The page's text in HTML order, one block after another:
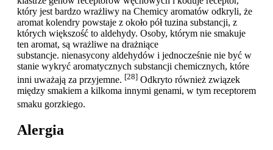
który jest bardzo wrażliwy na Chemicy aromatów odkryli, że
aromat kolendry powstaje z około pół tuzina substancji, z
których większość to aldehydy. Osoby, którym nie smakuje
ten aromat, są wrażliwe na drażniące
substancje. nienasycony aldehydów i jednocześnie nie być w
stanie wykryć aromatycznych substancji chemicznych, które
inni uważają za przyjemne. [28] Odkryto również związek
między smakiem a kilkoma innymi genami, w tym receptorem
smaku gorzkiego.
Alergia